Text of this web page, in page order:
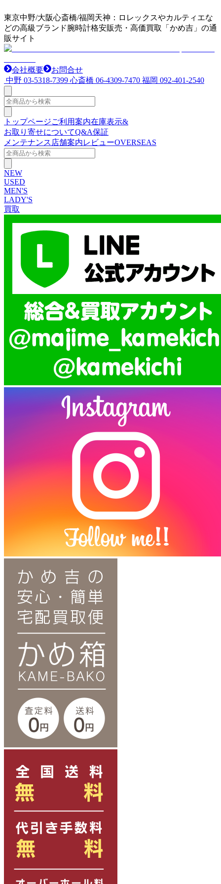
東京中野/大阪心斎橋/福岡天神：ロレックスやカルティエな
どの高級ブランド腕時計格安販売・高価買取「かめ吉」の通
販サイト
会社概要
お問合せ
中野 03-5318-7399 心斎橋 06-4309-7470 福岡 092-401-2540
トップページご利用案内在庫表示&
お取り寄せについてQ&A保証
メンテナンス 店舗案内レビューOVERSEAS
NEW
USED
MEN'S
LADY'S
買取